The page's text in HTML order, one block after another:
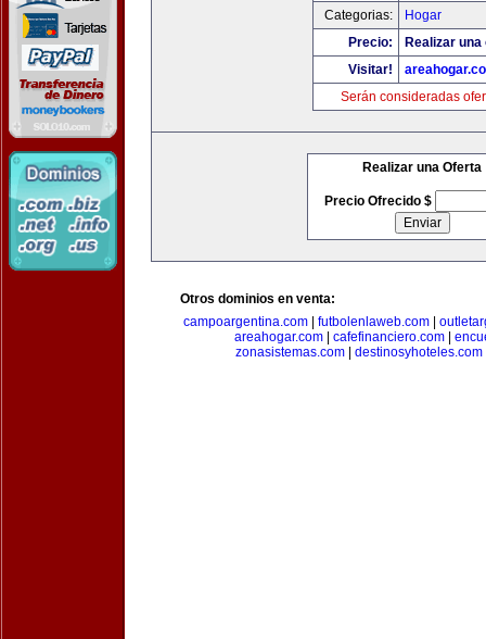
Categorias:
Hogar
Precio:
Realizar
Visitar!
Serán consideradas
Realizar una Oferta
Precio Ofrecido $
Otros dominios en venta:
campoargentina.com| futbolenlaweb.com|
areahogar.com| cafefinanciero.com|
zonasistemas.com| destinosyhoteles.com